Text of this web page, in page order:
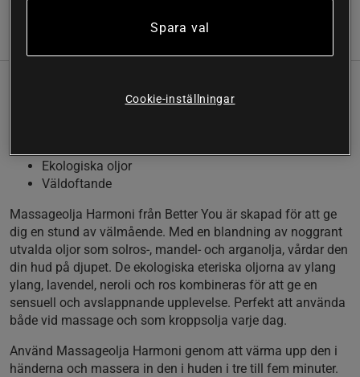
Den massageolja ger en lugnande och sensuell doft
Ekologiska oljor
Väldoftande
Massageolja Harmoni från Better You är skapad för att ge
dig en stund av välmående. Med en blandning av noggrant
utvalda oljor som solros-, mandel- och arganolja, vårdar den
din hud på djupet. De ekologiska eteriska oljorna av ylang
ylang, lavendel, neroli och ros kombineras för att ge en
sensuell och avslappnande upplevelse. Perfekt att använda
både vid massage och som kroppsolja varje dag.
Använd Massageolja Harmoni genom att värma upp den i
händerna och massera in den i huden i tre till fem minuter.
Spara val
Cookie-inställningar